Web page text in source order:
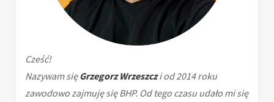
Cześć!
Nazywam sięGrzegorz Wrzeszczi od 2014 roku
zawodowo zajmuję się BHP. Od tego czasu udało mi się